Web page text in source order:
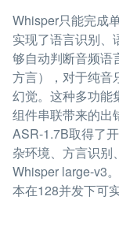
Whisper只能完成
实现了语言识别、
够自动判断音频语
方言），对于纯音
幻觉。这种多功能
组件串联带来的出
ASR-1.7B取得了
杂环境、方言识别
Whisper large-v3
本在128并发下可